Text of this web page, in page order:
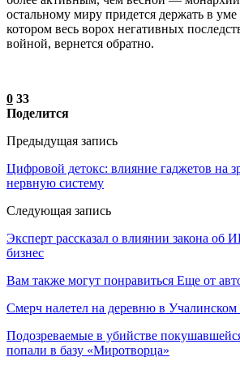
остальному миру придется держать в уме
котором весь ворох негативных
войной, вернется обратно.
0 33
Поделится
Предыдущая запись
Цифровой детокс: влияние гаджетов на
нервную систему
Следующая запись
Эксперт рассказал о влиянии закона об
бизнес
Вам также могут понравиться Еще от
Смерч налетел на деревню в
Подозреваемые в убийстве
попали в базу «Миротворца»